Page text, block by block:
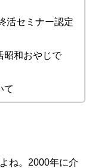
活セミナー認定
昭和おやじで
て
ね。2000年に介